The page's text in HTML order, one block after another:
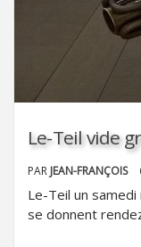
Le-Teil vide
PAR JEAN-FRANÇOIS
Le-Teil un
se donnent